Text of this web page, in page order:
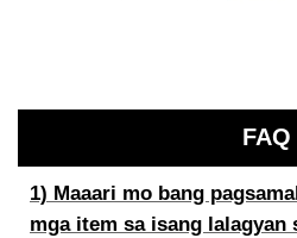
FAQ
1) Maaari mo bang
mga item sa isang lalagyan